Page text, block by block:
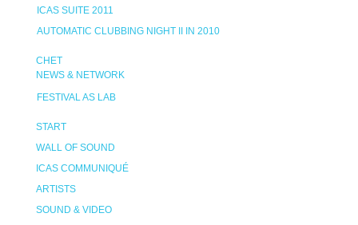
ICAS SUITE 2011
AUTOMATIC CLUBBING NIGHT II IN 2010
CHET
NEWS & NETWORK
FESTIVAL AS LAB
START
WALL OF SOUND
ICAS COMMUNIQUÉ
ARTISTS
SOUND & VIDEO